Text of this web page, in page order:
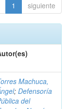
1 siguiente
Machuca,
; Defensoría
del